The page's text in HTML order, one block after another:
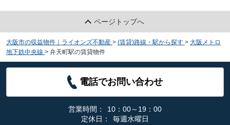
ページトップへ
大阪市の収益物件｜ライオンズ不動産 > (賃貸)路線・駅から探す > 大阪メトロ
地下鉄中央線 > 弁天町駅の賃貸物件
電話でお問い合わせ
営業時間：
10：00～19：00
定休日：
毎週水曜日